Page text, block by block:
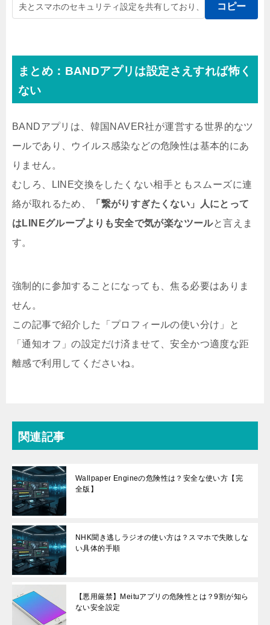
コピー
まとめ：BANDアプリは設定さえすれば怖く
ない
BANDアプリは、韓国NAVER社が運営する世界的なツ
ールであり、ウイルス感染などの危険性は基本的にあ
りません。
むしろ、LINE交換をしたくない相手ともスムーズに連
絡が取れるため、
「繋がりすぎたくない」人にとって
はLINEグループよりも安全で気が楽なツールと言えま
す。
強制的に参加することになっても、焦る必要はありま
せん。
この記事で紹介した「プロフィールの使い分け」と
「通知オフ」の設定だけ済ませて、安全かつ適度な距
離感で利用してくださいね。
関連記事
Wallpaper Engineの危険性は？安全な使い方【完
全版】
NHK聞き逃しラジオの使い方は？スマホで失敗しな
い具体的手順
【悪用厳禁】Meituアプリの危険性とは？9割が知ら
ない安全設定